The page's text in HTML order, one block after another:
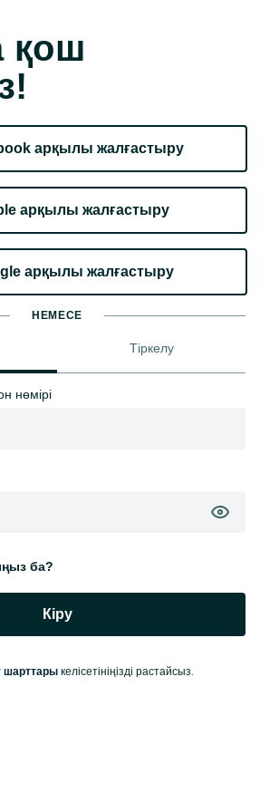
қош
арқылы жалғастыру
арқылы жалғастыру
арқылы жалғастыру
НЕМЕСЕ
Тіркелу
нөмірі
ба?
Кіру
шарттары келісетініңізді растайсыз.